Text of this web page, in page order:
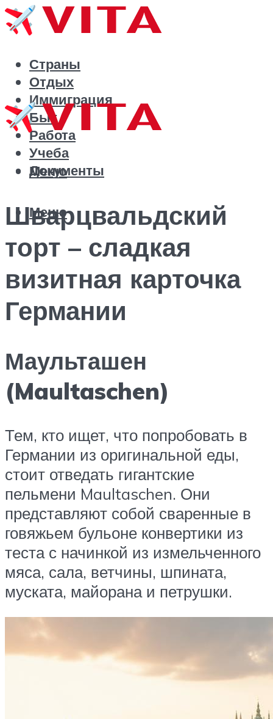
Страны
Отдых
Иммиграция
Быт
Работа
Учеба
Документы
Меню
Меню
Шварцвальдский
торт – сладкая
визитная карточка
Германии
Маульташен
(Maultaschen)
Тем, кто ищет, что попробовать в
Германии из оригинальной еды,
стоит отведать гигантские
пельмени Maultaschen. Они
представляют собой сваренные в
говяжьем бульоне конвертики из
теста с начинкой из измельченного
мяса, сала, ветчины, шпината,
муската, майорана и петрушки.